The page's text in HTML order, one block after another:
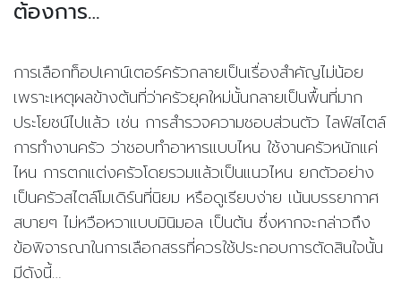
ต้องการ…
การเลือกท็อปเคาน์เตอร์ครัวกลายเป็นเรื่องสำคัญไม่น้อย
เพราะเหตุผลข้างต้นที่ว่าครัวยุคใหม่นั้นกลายเป็นพื้นที่มาก
ประโยชน์ไปแล้ว เช่น การสำรวจความชอบส่วนตัว ไลฟ์สไตล์
การทำงานครัว ว่าชอบทำอาหารแบบไหน ใช้งานครัวหนักแค่
ไหน การตกแต่งครัวโดยรวมแล้วเป็นแนวไหน ยกตัวอย่าง
เป็นครัวสไตล์โมเดิร์นที่นิยม หรือดูเรียบง่าย เน้นบรรยากาศ
สบายๆ ไม่หวือหวาแบบมินิมอล เป็นต้น ซึ่งหากจะกล่าวถึง
ข้อพิจารณาในการเลือกสรรที่ควรใช้ประกอบการตัดสินใจนั้น
มีดังนี้…